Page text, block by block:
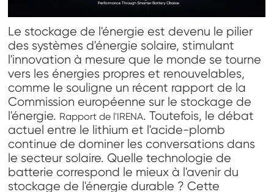
Le stockage de l'énergie est devenu le pilier
des systèmes d'énergie solaire, stimulant
l'innovation à mesure que le monde se tourne
vers les énergies propres et renouvelables,
comme le souligne un récent rapport de la
Commission européenne sur le stockage de
l'énergie. Rapport de l'IRENA. Toutefois, le débat
actuel entre le lithium et l'acide-plomb
continue de dominer les conversations dans
le secteur solaire. Quelle technologie de
batterie correspond le mieux à l'avenir du
stockage de l'énergie durable ? Cette